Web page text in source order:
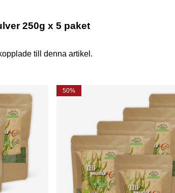
250g x 5 paket
till denna artikel.
50%